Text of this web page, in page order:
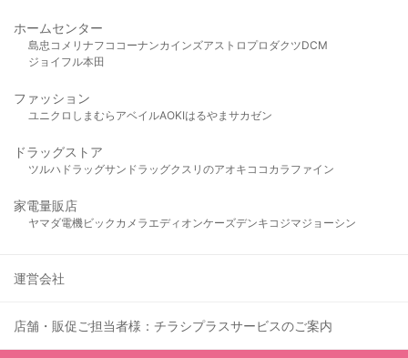
ホームセンター
島忠 コメリ ナフコ コーナンカインズアストロプロダクツDCM
ジョイフル本田
ファッション
ユニクロ しまむら アベイルAOKIはるやま サカゼン
ドラッグストア
ツルハドラッグサンドラッグクスリのアオキ ココカラファイン
家電量販店
ヤマダ電機ビックカメラ エディオンケーズデンキ コジマジョーシン
運営会社
店舗・販促ご担当者様：チラシプラスサービスのご案内